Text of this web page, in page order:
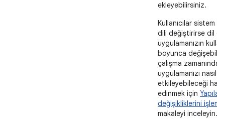
ekleyebilirsiniz.
Kullanıcılar sistem
dili değiştirirse dil
uygulamanızın
boyunca değişebilir.
çalışma zamanında
uygulamanızı nasıl
etkileyebileceği
edinmek için
değişikliklerini işleme
makaleyi inceleyin.